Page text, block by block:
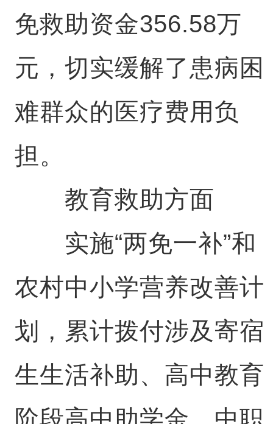
免救助资金356.58万
元，切实缓解了患病困
难群众的医疗费用负
担。
教育救助方面
实施“两免一补”和
农村中小学营养改善计
划，累计拨付涉及寄宿
生生活补助、高中教育
阶段高中助学金、中职